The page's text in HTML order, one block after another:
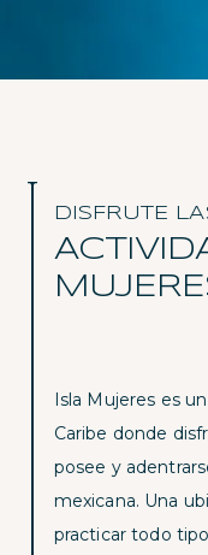
DISFRUTE
Isla Mujeres es
Caribe donde
posee y
mexicana. Una
practicar todo